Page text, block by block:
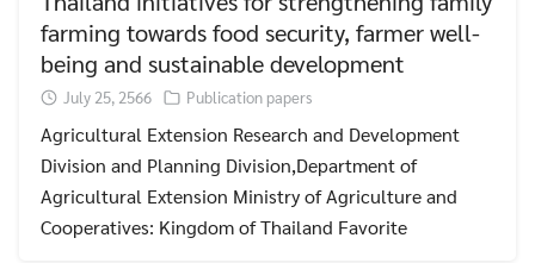
farming towards food security, farmer well-
being and sustainable development
July 25, 2566 Publication papers
Agricultural Extension Research and Development
Division and Planning Division,Department of
Agricultural Extension Ministry of Agriculture and
Cooperatives: Kingdom of Thailand Favorite